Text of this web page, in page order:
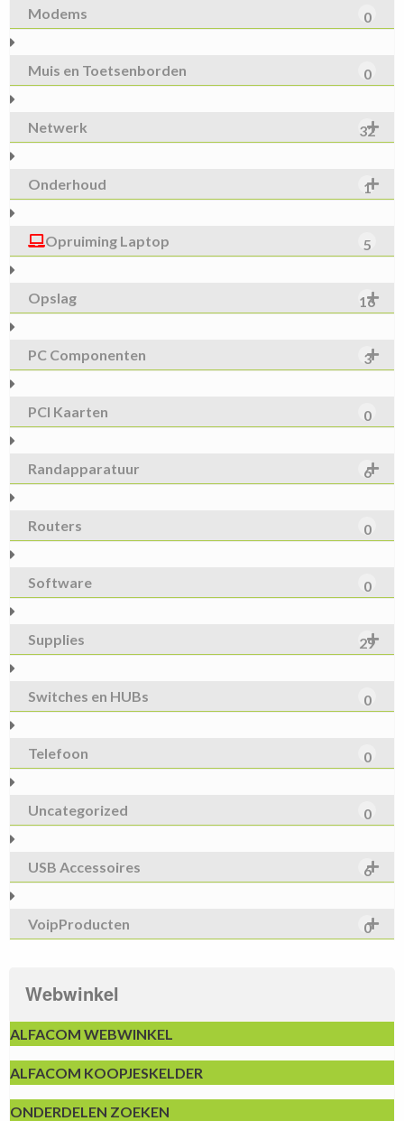
Modems 0
Muis en Toetsenborden 0
Netwerk 32
Onderhoud 1
Opruiming Laptop 5
Opslag 16
PC Componenten 3
PCI Kaarten 0
Randapparatuur 6
Routers 0
Software 0
Supplies 29
Switches en HUBs 0
Telefoon 0
Uncategorized 0
USB Accessoires 6
VoipProducten 0
Webwinkel
ALFACOM WEBWINKEL
ALFACOM KOOPJESKELDER
ONDERDELEN ZOEKEN